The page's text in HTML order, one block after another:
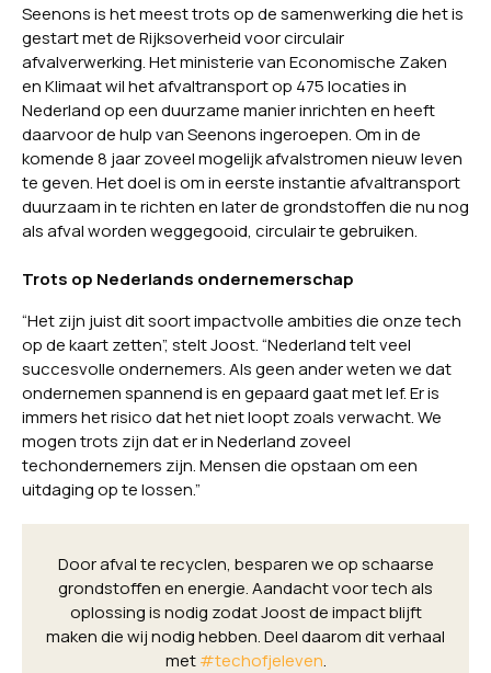
Seenons is het meest trots op de samenwerking die het is
gestart met de Rijksoverheid voor circulair
afvalverwerking. Het ministerie van Economische Zaken
en Klimaat wil het afvaltransport op 475 locaties in
Nederland op een duurzame manier inrichten en heeft
daarvoor de hulp van Seenons ingeroepen. Om in de
komende 8 jaar zoveel mogelijk afvalstromen nieuw leven
te geven. Het doel is om in eerste instantie afvaltransport
duurzaam in te richten en later de grondstoffen die nu nog
als afval worden weggegooid, circulair te gebruiken.
Trots op Nederlands ondernemerschap
“Het zijn juist dit soort impactvolle ambities die onze tech
op de kaart zetten”, stelt Joost. “Nederland telt veel
succesvolle ondernemers. Als geen ander weten we dat
ondernemen spannend is en gepaard gaat met lef. Er is
immers het risico dat het niet loopt zoals verwacht. We
mogen trots zijn dat er in Nederland zoveel
techondernemers zijn. Mensen die opstaan om een
uitdaging op te lossen.”
Door afval te recyclen, besparen we op schaarse
grondstoffen en energie. Aandacht voor tech als
oplossing is nodig zodat Joost de impact blijft
maken die wij nodig hebben. Deel daarom dit verhaal
met#techofjeleven.